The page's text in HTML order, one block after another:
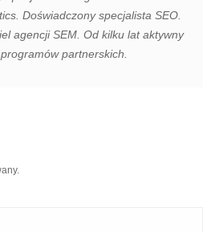
Doświadczony specjalista SEO.
agencji SEM. Od kilku lat aktywny
partnerskich.